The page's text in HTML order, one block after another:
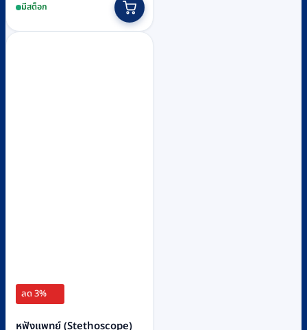
was:
฿600.
is:
฿580.
มีสต็อก
ลด 3%
หูฟังแพทย์ (Stethoscope)